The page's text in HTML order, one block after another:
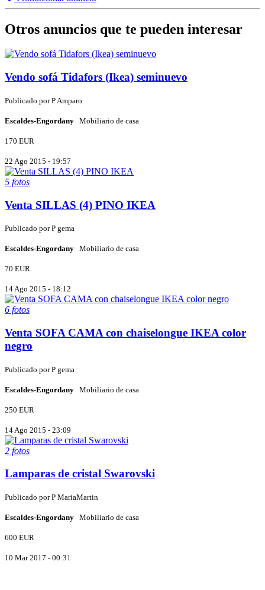
Otros anuncios que te pueden interesar
Vendo sofá Tidafors (Ikea) seminuevo
Publicado porP Amparo
Escaldes-Engordany Mobiliario de casa
170 EUR
22 Ago 2015 - 19:57
5 fotos
Venta SILLAS (4) PINO IKEA
Publicado porP gema
Escaldes-Engordany Mobiliario de casa
70 EUR
14 Ago 2015 - 18:12
6 fotos
Venta SOFA CAMA con chaiselongue IKEA color
negro
Publicado porP gema
Escaldes-Engordany Mobiliario de casa
250 EUR
14 Ago 2015 - 23:09
2 fotos
Lamparas de cristal Swarovski
Publicado porP MariaMartin
Escaldes-Engordany Mobiliario de casa
600 EUR
10 Mar 2017 - 00:31